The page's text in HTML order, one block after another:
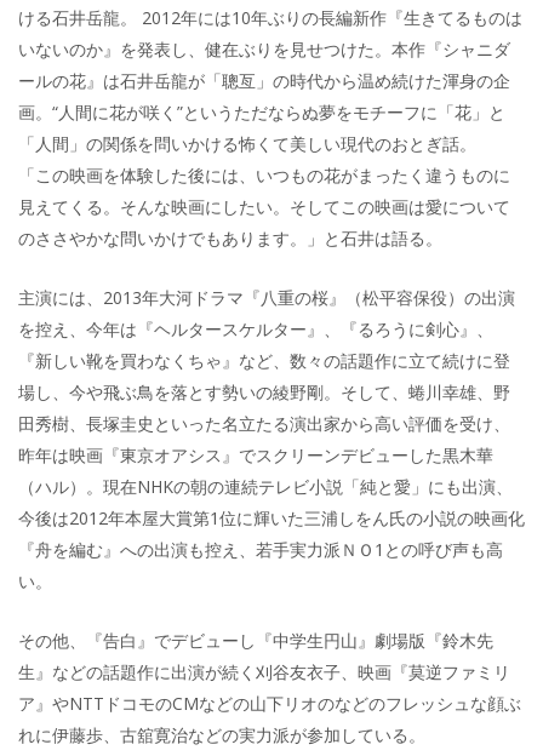
ける石井岳龍。 2012年には10年ぶりの長編新作『生きてるものは
いないのか』を発表し、健在ぶりを見せつけた。本作『シャニダ
ールの花』は石井岳龍が「聰亙」の時代から温め続けた渾身の企
画。“人間に花が咲く”というただならぬ夢をモチーフに「花」と
「人間」の関係を問いかける怖くて美しい現代のおとぎ話。
「この映画を体験した後には、いつもの花がまったく違うものに
見えてくる。そんな映画にしたい。そしてこの映画は愛について
のささやかな問いかけでもあります。」と石井は語る。
主演には、2013年大河ドラマ『八重の桜』（松平容保役）の出演
を控え、今年は『ヘルタースケルター』、『るろうに剣心』、
『新しい靴を買わなくちゃ』など、数々の話題作に立て続けに登
場し、今や飛ぶ鳥を落とす勢いの綾野剛。そして、蜷川幸雄、野
田秀樹、長塚圭史といった名立たる演出家から高い評価を受け、
昨年は映画『東京オアシス』でスクリーンデビューした黒木華
（ハル）。現在NHKの朝の連続テレビ小説「純と愛」にも出演、
今後は2012年本屋大賞第1位に輝いた三浦しをん氏の小説の映画化
『舟を編む』への出演も控え、若手実力派ＮＯ1との呼び声も高
い。
その他、『告白』でデビューし『中学生円山』劇場版『鈴木先
生』などの話題作に出演が続く刈谷友衣子、映画『莫逆ファミリ
ア』やNTTドコモのCMなどの山下リオのなどのフレッシュな顔ぶ
れに伊藤歩、古舘寛治などの実力派が参加している。